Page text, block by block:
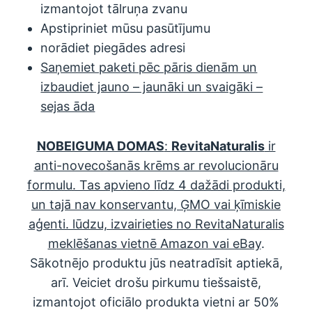
izmantojot tālruņa zvanu
Apstipriniet mūsu pasūtījumu
norādiet piegādes adresi
Saņemiet paketi pēc pāris dienām un
izbaudiet jauno – jaunāki un svaigāki –
sejas āda
NOBEIGUMA DOMAS: RevitaNaturalisir
anti-novecošanās krēms ar revolucionāru
formulu. Tas apvieno līdz 4 dažādi produkti,
un tajā nav konservantu, ĢMO vai ķīmiskie
aģenti. lūdzu, izvairieties no RevitaNaturalis
meklēšanasvietnē Amazon vai eBay.
Sākotnējo produktu jūs neatradīsit aptiekā,
arī. Veiciet drošu pirkumu tiešsaistē,
izmantojot oficiālo produkta vietni ar 50%